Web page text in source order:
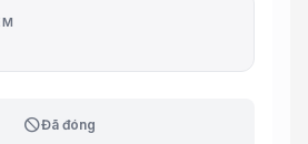
blockĐã đóng